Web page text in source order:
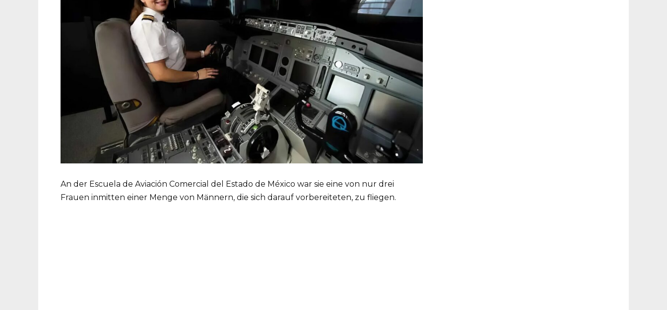
An der Escuela de Aviación Comercial del Estado de México war sie eine von nur drei
Frauen inmitten einer Menge von Männern, die sich darauf vorbereiteten, zu fliegen.